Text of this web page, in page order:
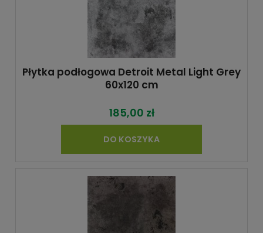
Płytka podłogowa Detroit Metal Light Grey
60x120 cm
185,00 zł
DO KOSZYKA